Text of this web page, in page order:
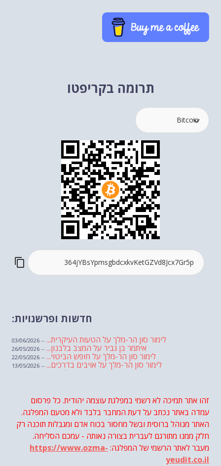
תרומה בקריפטו
חדשות ופרשנויות:
לימור סון הר-מלך על הטעות העיקרית... -- 03/06/2026
איתמר בן גביר על המצב בלבנון... -- 26/05/2026
לימור סון הר-מלך על חופש הביטוי... -- 22/05/2026
לימור סון הר-מלך על אויבים בדרכים... -- 13/05/2026
שבועת אמונים לדעאש
לימור סון הר-מלך על חוק...-- 19/04/2026
מיכאל בן ארי על פרשת הת...
מיכאל בן ארי על פרשת הת... -- 10/04/2026
השר בן גביר במקום נפילת הטיל.... -- 06/04/2026
חוק עונש מוות למחבלים...-- 29/03/2026
מיכאל בן ארי על פרשת השבוע ת... -- 27/03/2026
מיכאל בן ארי על פרשת השבוע ת...-- 20/03/2026
זהו אתר תמיכה לא רשמי במפלגת עוצמה יהודית. כל פרסום
עמדה באתר נכתב על דעת המחבר בלבד ולא מטעם המפלגה.
האתר מנוהל ברוסית ובשל מחסור בכוח אדם ומגבלות תוכנה רק
חלק ממנו מתורגם לעברית בצורה נאותה - עמכם הסליחה.
מעבר לאתר הרשמי של המפלגה: https://www.ozma-
yeudit.co.il